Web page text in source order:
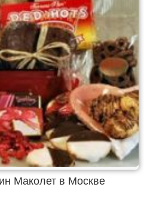
Маколет в Москве